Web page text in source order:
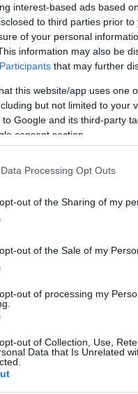
interest-based ads based
to third parties prior
of your personal
information may also be
that may further
this website/app uses one
but not limited to your
Google and its third-party
consent section.
Processing Opt Outs
out of the Sharing of my
out of the Sale of my
out of processing my
out of Collection, Use,
Data that Is Unrelated
correctamente este
que parece sencilla,
o disfrutar de una naranja
de hierro
estudios. Esta
o veganas,
Sin duda, la vitamina C
del hierro.